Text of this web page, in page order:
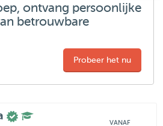
ontvang persoonlijke
betrouwbare
Probeer het nu
VANAF